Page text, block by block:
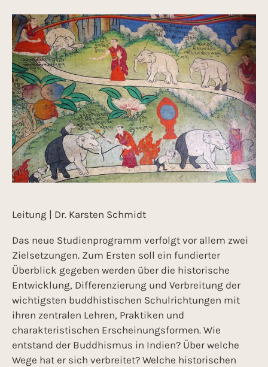
Leitung | Dr. Karsten Schmidt
Das neue Studienprogramm verfolgt vor allem zwei
Zielsetzungen. Zum Ersten soll ein fundierter
Überblick gegeben werden über die historische
Entwicklung, Differenzierung und Verbreitung der
wichtigsten buddhistischen Schulrichtungen mit
ihren zentralen Lehren, Praktiken und
charakteristischen Erscheinungsformen. Wie
entstand der Buddhismus in Indien? Über welche
Wege hat er sich verbreitet? Welche historischen